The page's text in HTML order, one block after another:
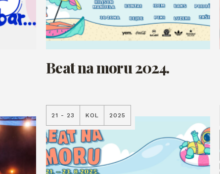
Beat na moru 2024.
21 - 23 KOL 2025